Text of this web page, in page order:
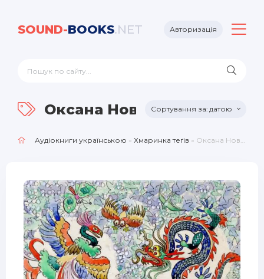
SOUND-BOOKS.NET Авторизація
Оксана Новікова датою
Аудіокниги українською » Хмаринка теґів » Оксана Новікова